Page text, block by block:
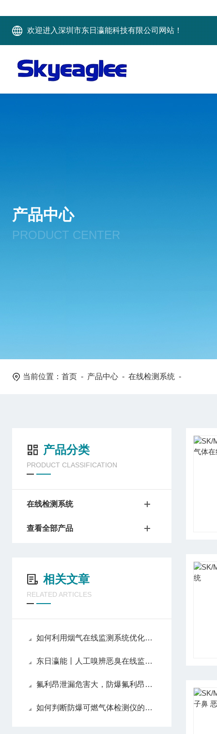
欢迎进入深圳市东日瀛能科技有限公司网站！
产品中心
PRODUCT CENTER
当前位置： 首页 - 产品中心 - 在线检测系统 -
产品分类
PRODUCT CLASSIFICATION
在线检测系统
查看全部产品
相关文章
RELATED ARTICLES
如何利用烟气在线监测系统优化减排策略？
东日瀛能丨人工嗅辨恶臭在线监测系统SK6900-OU-F
氟利昂泄漏危害大，防爆氟利昂气体检测仪守护环境与安全
如何判断防爆可燃气体检测仪的性能优劣？核心指标看这几点